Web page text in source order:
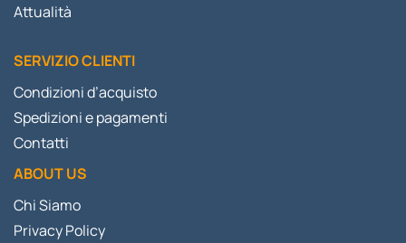
Attualità
SERVIZIO CLIENTI
Condizioni d’acquisto
Spedizioni e pagamenti
Contatti
ABOUT US
Chi Siamo
Privacy Policy